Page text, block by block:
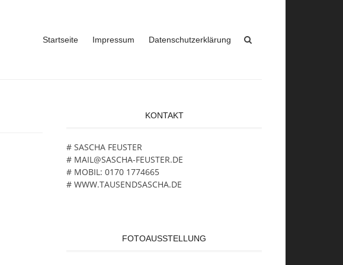
Startseite Impressum Datenschutzerklärung
KONTAKT
# SASCHA FEUSTER
# MAIL@SASCHA-FEUSTER.DE
# MOBIL: 0170 1774665
# WWW.TAUSENDSASCHA.DE
FOTOAUSSTELLUNG